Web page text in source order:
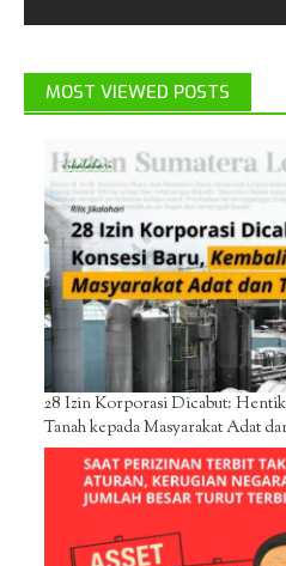
MOST VIEWED POSTS
28 Izin Korporasi Dicabut:
Tanah kepada Masyarakat Adat